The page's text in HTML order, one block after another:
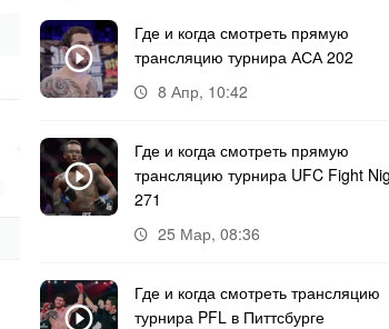
Где и когда смотреть прямую
трансляцию турнира АСА 202
8 Апр, 10:42
Где и когда смотреть прямую
трансляцию турнира UFC Fight
271
25 Мар, 08:36
Где и когда смотреть трансляцию
турнира PFL в Питтсбурге